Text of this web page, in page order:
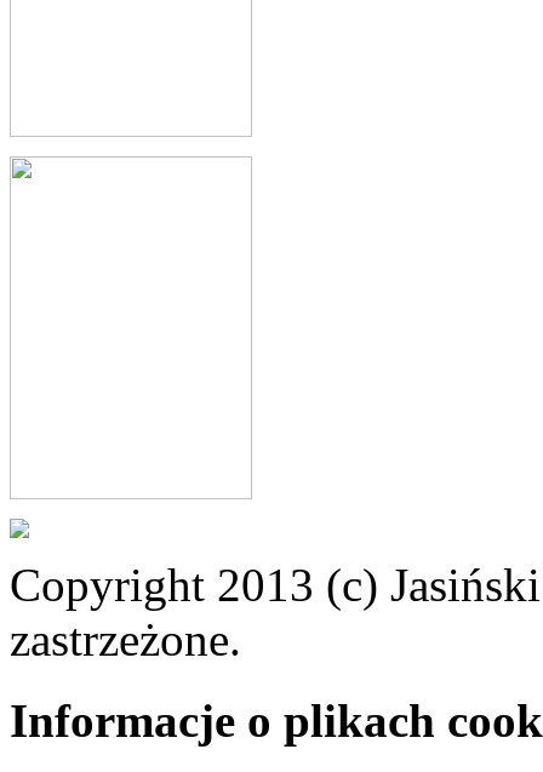
Copyright 2013 (c)
zastrzeżone.
Informacje o plikach